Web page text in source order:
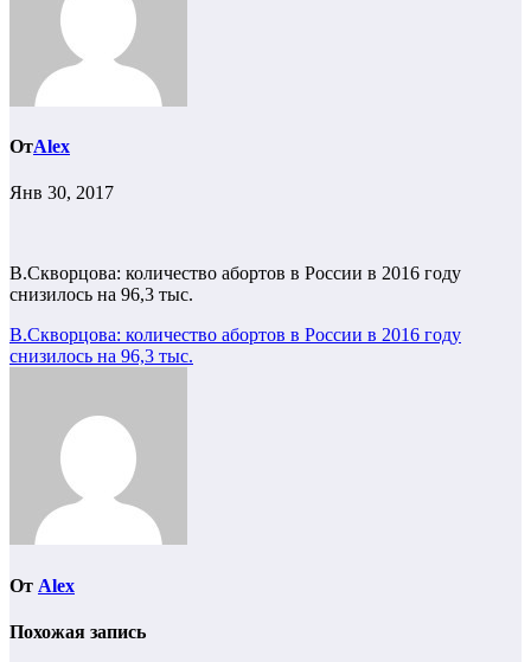
ОтAlex
Янв 30, 2017
В.Скворцова: количество абортов в России в 2016 году
снизилось на 96,3 тыс.
Навигация
по
В.Скворцова: количество абортов в России в 2016 году
снизилось на 96,3 тыс.
От Alex
Похожая запись